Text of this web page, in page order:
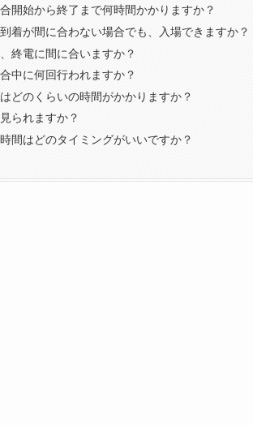
開始から終了まで何時間かかりますか？
着が間に合わない場合でも、入場できますか？
終電に間に合いますか？
中に何回行われますか？
どのくらいの時間がかかりますか？
られますか？
間はどのタイミングがいいですか？